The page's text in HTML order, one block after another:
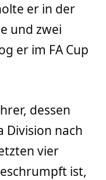
er in der
und zwei
er im FA Cup
dessen
Division nach
vier
ist,